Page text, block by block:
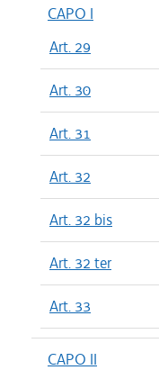
CAPO I
Art. 29
Art. 30
Art. 31
Art. 32
Art. 32 bis
Art. 32 ter
Art. 33
CAPO II